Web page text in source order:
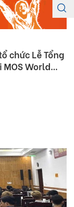
chức Lễ Tổng
World